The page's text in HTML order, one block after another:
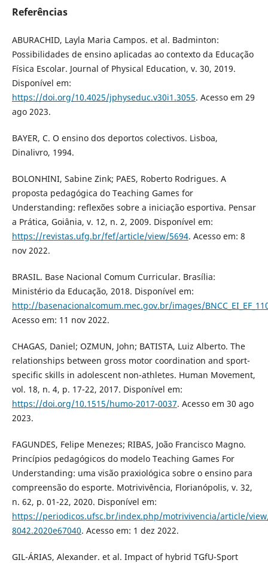
Referências
ABURACHID, Layla Maria Campos. et al. Badminton:
Possibilidades de ensino aplicadas ao contexto da Educação
Física Escolar. Journal of Physical Education, v. 30, 2019.
Disponível em:
https://doi.org/10.4025/jphyseduc.v30i1.3055. Acesso em 29
ago 2023.
BAYER, C. O ensino dos deportos colectivos. Lisboa,
Dinalivro, 1994.
BOLONHINI, Sabine Zink; PAES, Roberto Rodrigues. A
proposta pedagógica do Teaching Games for
Understanding: reflexões sobre a iniciação esportiva. Pensar
a Prática, Goiânia, v. 12, n. 2, 2009. Disponível em:
https://revistas.ufg.br/fef/article/view/5694. Acesso em: 8
nov 2022.
BRASIL. Base Nacional Comum Curricular. Brasília:
Ministério da Educação, 2018. Disponível em:
http://basenacionalcomum.mec.gov.br/images/
Acesso em: 11 nov 2022.
CHAGAS, Daniel; OZMUN, John; BATISTA, Luiz Alberto. The
relationships between gross motor coordination and sport-
specific skills in adolescent non-athletes. Human Movement,
vol. 18, n. 4, p. 17-22, 2017. Disponível em:
https://doi.org/10.1515/humo-2017-0037. Acesso em 30 ago
2023.
FAGUNDES, Felipe Menezes; RIBAS, João Francisco Magno.
Princípios pedagógicos do modelo Teaching Games For
Understanding: uma visão praxiológica sobre o ensino para
compreensão do esporte. Motrivivência, Florianópolis, v. 32,
n. 62, p. 01-22, 2020. Disponível em:
https://periodicos.ufsc.br/index.php/motrivivencia/article/
8042.2020e67040. Acesso em: 1 dez 2022.
GIL-ÁRIAS, Alexander. et al. Impact of hybrid TGfU-Sport